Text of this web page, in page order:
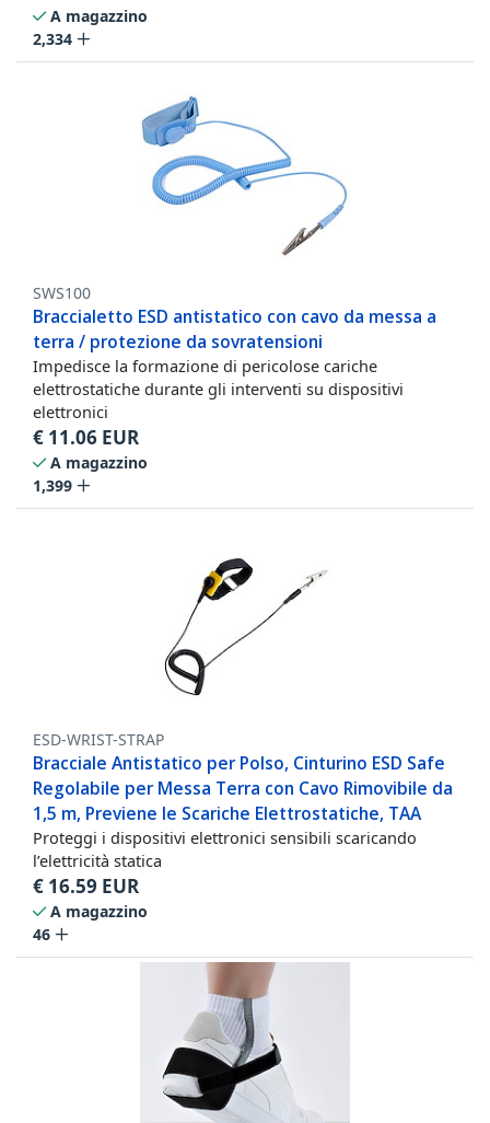
A magazzino
2,334
SWS100
Braccialetto ESD antistatico con cavo da messa a
terra / protezione da sovratensioni
Impedisce la formazione di pericolose cariche
elettrostatiche durante gli interventi su dispositivi
elettronici
€ 11.06 EUR
A magazzino
1,399
ESD-WRIST-STRAP
Bracciale Antistatico per Polso, Cinturino ESD Safe
Regolabile per Messa Terra con Cavo Rimovibile da
1,5 m, Previene le Scariche Elettrostatiche, TAA
Proteggi i dispositivi elettronici sensibili scaricando
l’elettricità statica
€ 16.59 EUR
A magazzino
46